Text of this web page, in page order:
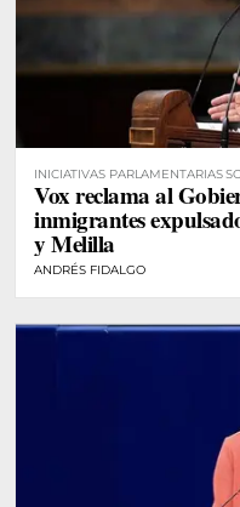
INICIATIVAS PARLAMENTARIAS
Vox reclama al
inmigrantes
y Melilla
ANDRÉS FIDALGO